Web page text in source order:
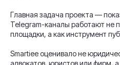
Главная задача проекта —
Telegram-каналы работают не
площадки, а как инструмент
Smartiee оценивало не
адвокатов, юристов или фирм,